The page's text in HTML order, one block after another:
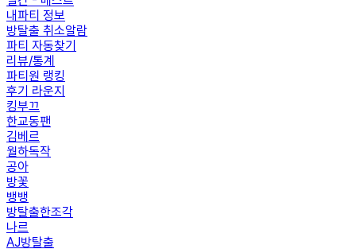
내파티 정보
방탈출 취소알람
파티 자동찾기
리뷰/통계
파티원 랭킹
후기 라운지
킹부끄
한교동팬
김베르
월하독작
공아
방꽃
뱅뱅
방탈출한조각
나르
AJ방탈출